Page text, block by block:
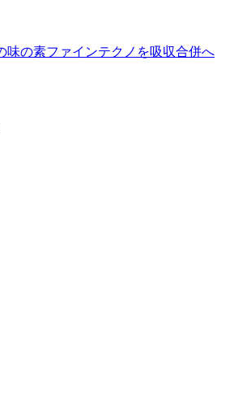
味の素ファインテクノを吸収合併へ